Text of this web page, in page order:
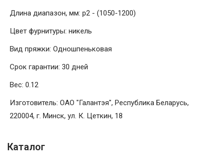
Длина диапазон, мм: р2 - (1050-1200)
Цвет фурнитуры: никель
Вид пряжки: Одношпеньковая
Срок гарантии: 30 дней
Вес: 0.12
Изготовитель: ОАО "Галантэя", Республика Беларусь,
220004, г. Минск, ул. К. Цеткин, 18
Каталог